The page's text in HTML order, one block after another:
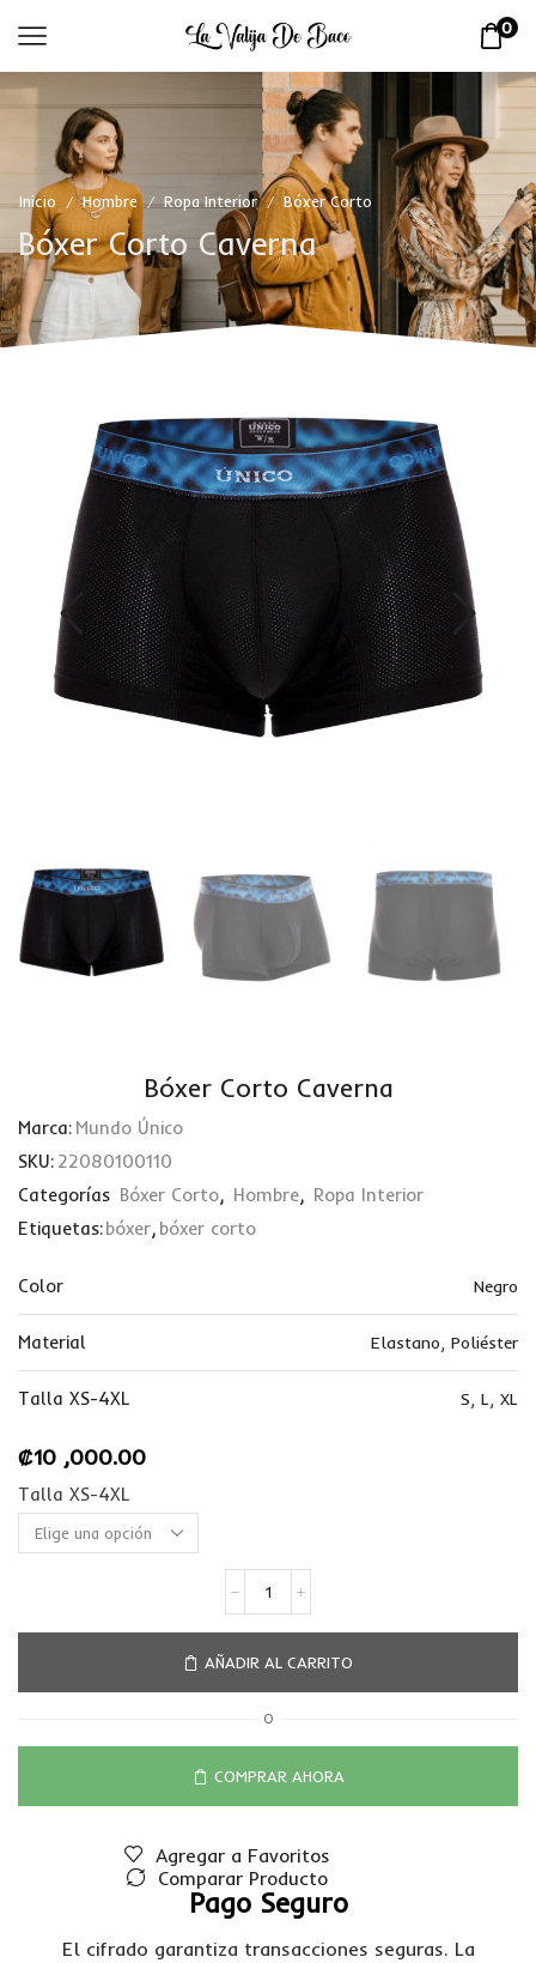
0
Inicio / Hombre / Ropa Interior / Bóxer Corto
Bóxer Corto Caverna
Bóxer Corto Caverna
Marca: Mundo Único
SKU: 22080100110
Categorías Bóxer Corto, Hombre, Ropa Interior
Etiquetas:bóxer, bóxer corto
Color Negro
Material Elastano, Poliéster
Talla XS-4XL S, L, XL
₡10 ,000.00
Talla XS-4XL
AÑADIR AL CARRITO
O
COMPRAR AHORA
Agregar a Favoritos
Comparar Producto
Pago Seguro
El cifrado garantiza transacciones seguras. La